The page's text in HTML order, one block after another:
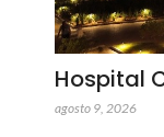
Hospital
agosto 9, 2026